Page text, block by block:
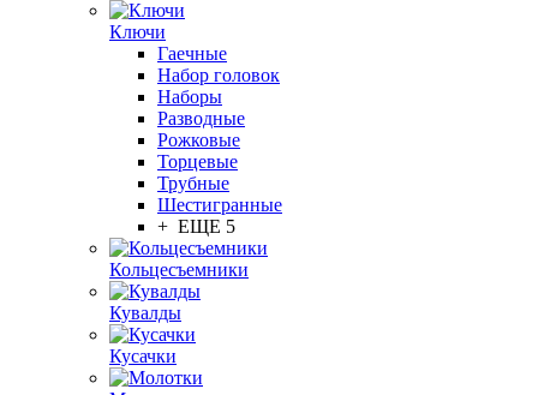
Ключи
Гаечные
Набор головок
Наборы
Разводные
Рожковые
Торцевые
Трубные
Шестигранные
+ ЕЩЕ 5
Кольцесъемники
Кувалды
Кусачки